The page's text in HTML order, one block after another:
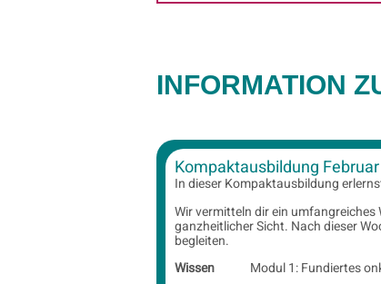
INFORMATION
Kompaktausbildung
In dieser Kompaktausbildung
Wir vermitteln dir ein
ganzheitlicher Sicht. Nach dieser
begleiten.
Wissen Modul 1: Fundiertes